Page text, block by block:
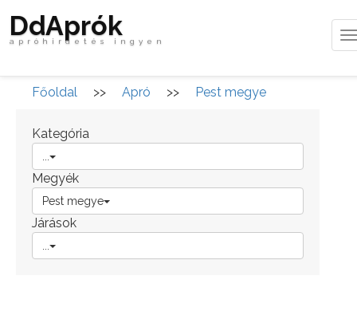
DdAprók
apróhirdetés ingyen
Főoldal >> Apró >> Pest megye
Kategória
Megyék
Pest megye
Járások